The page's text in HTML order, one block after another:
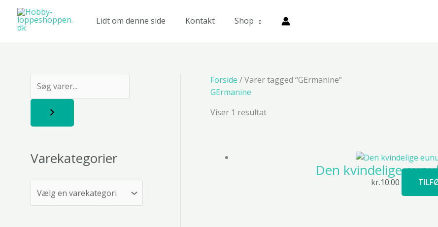
indholdet
Lidt om denne side Kontakt Shop
ø
Varekategorier
Forside / Varer tagged “GErmanine”
GErmanine
Viser 1 resultat
Den kvindelige
kr.10.00